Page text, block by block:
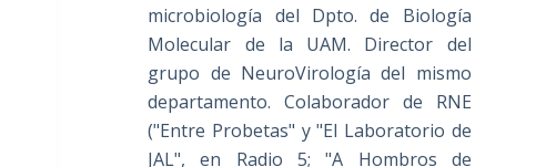
microbiología del Dpto. de Biología
Molecular de la UAM. Director del
grupo de NeuroVirología del mismo
departamento. Colaborador de RNE
("Entre Probetas" y "El Laboratorio de
JAL", en Radio 5; "A Hombros de